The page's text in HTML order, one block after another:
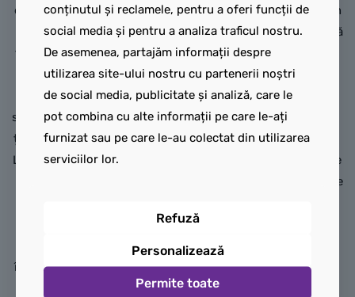
extensibile; Torța umană, cu
2 arme în mâini și elemente
flacără atașate de picioarele
sale, plus un suport
transparent care îi permite
să „zboare”; Femeia invizibilă
ținând 2 câmpuri de forță; și
Lucrul cu mâinile sale mari și
reprezentând emblematicul
ticălos din film Galactus are
înălțimea de 28 cm. Această
figurină de construcție
de mare pentru a captura un
ticălos. Mașina personalizată
a lui Venom are o armă pe
fiecare parte, un motor
accesibil și un cockpit cu
deschidere. Venom poate fi
așezat în interiorul mașinii
îndepărtând cele 2 tentacule
inferioare, care pot fi folosite
mult mașina în stilul lui
Venom. Un seif cu lingouri
de aur inspiră acțiunea cu
joacă pe roluri dintre eroi și
conținutul și reclamele, pentru a oferi funcții de
social media și pentru a analiza traficul nostru.
De asemenea, partajăm informații despre
utilizarea site-ului nostru cu partenerii noștri
de social media, publicitate și analiză, care le
pot combina cu alte informații pe care le-ați
furnizat sau pe care le-au colectat din utilizarea
serviciilor lor.
Refuză
Personalizează
Permite toate